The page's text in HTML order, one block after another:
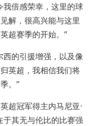
我倍感荣幸，这里的球
解，很高兴能与这里
超赛季的开始。”
西的引援增强，以及像
英超，我相信我们将
。”
超冠军得主内马尼亚·
于其无与伦比的比赛强